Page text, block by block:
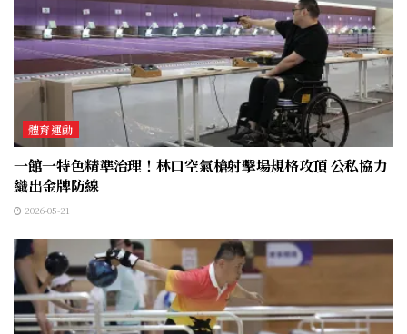
體育運動
一館一特色精準治理！林口空氣槍射擊場規格攻頂 公私協力
織出金牌防線
2026-05-21